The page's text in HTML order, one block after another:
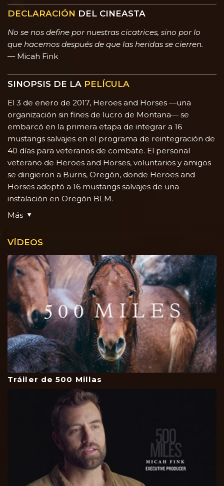
DECLARACIÓN DEL CINEASTA
No se nos define por nuestras cicatrices, sino por lo
que hacemos después de que las heridas se cierren.
— Micah Fink
SINOPSIS DE LA PELÍCULA
El 3 de enero de 2017, Heroes and Horses —una
organización sin fines de lucro de Montana— se
embarcó en la primera etapa de integrar a 16
mustangs salvajes en el programa de reintegración de
40 días para veteranos de combate. El personal
veterano de Heroes and Horses, voluntarios y amigos
se dirigieron a Burns, Oregón, donde Heroes and
Horses adoptó a 16 mustangs salvajes de una
instalación en Oregón BLM.
Más
VÍDEOS
Tráiler de 500 Millas